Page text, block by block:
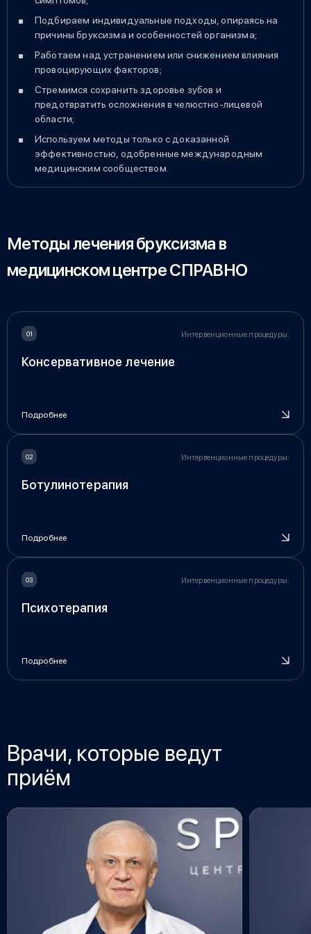
Подбираем индивидуальные подходы, опираясь на
причины бруксизма и особенностей организма;
Работаем над устранением или снижением влияния
провоцирующих факторов;
Стремимся сохранить здоровье зубов и
предотвратить осложнения в челюстно-лицевой
области;
Используем методы только с доказанной
эффективностью, одобренные международным
медицинским сообществом.
Методы лечения бруксизма в
медицинском центре СПРАВНО
Интервенционные процедуры:
Консервативное лечение
Подробнее
Интервенционные процедуры:
Ботулинотерапия
Подробнее
Интервенционные процедуры:
Психотерапия
Подробнее
Врачи, которые ведут
приём